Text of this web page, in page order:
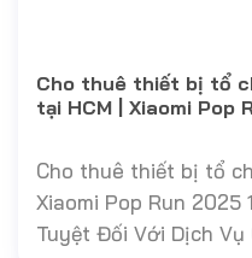
Cho thuê thiết bị tổ
tại HCM | Xiaomi Pop
Cho thuê thiết bị tổ
Xiaomi Pop Run 2025
Tuyệt Đối Với Dịch Vụ